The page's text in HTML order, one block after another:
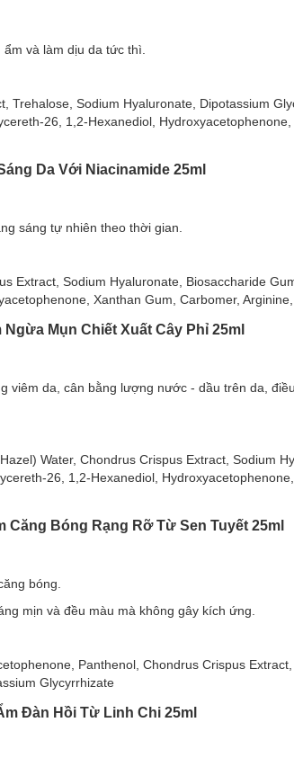
rỡ tức thì.
da nào?
B5 và Niacinamide.
khỏe mạnh, hồng hào, mọng nước.
B5 Facial Mask Replenishing
phần là provitamin B5 và chiết xuất từ cây
loại da nào?
thảomang đến tác dụng dưỡng ẩm và làm dịu
hồng hào.
khỏe mạnh.
Luminous B5 Facial Mask
từ sen tuyết, kết hợp với Vitamin B5, mang lại
da nào?
và làm dịu da tức thì.
Sodium Hyaluronate, Dipotassium
26, 1,2-Hexanediol, Hydroxyacetophenone,
Da Với Niacinamide 25ml
sáng tự nhiên theo thời gian.
Extract, Sodium Hyaluronate, Biosaccharide
Xanthan Gum, Carbomer,
Mụn Chiết Xuất Cây Phỉ 25ml
viêm da, cân bằng lượng nước - dầu trên da,
Water, Chondrus Crispus Extract, Sodium
26, 1,2-Hexanediol,
Bóng Rạng Rỡ Từ Sen Tuyết 25ml
bóng.
mịn và đều màu mà không gây kích ứng.
Panthenol, Chondrus Crispus Extract,
Glycyrrhizate
Đàn Hồi Từ Linh Chi 25ml